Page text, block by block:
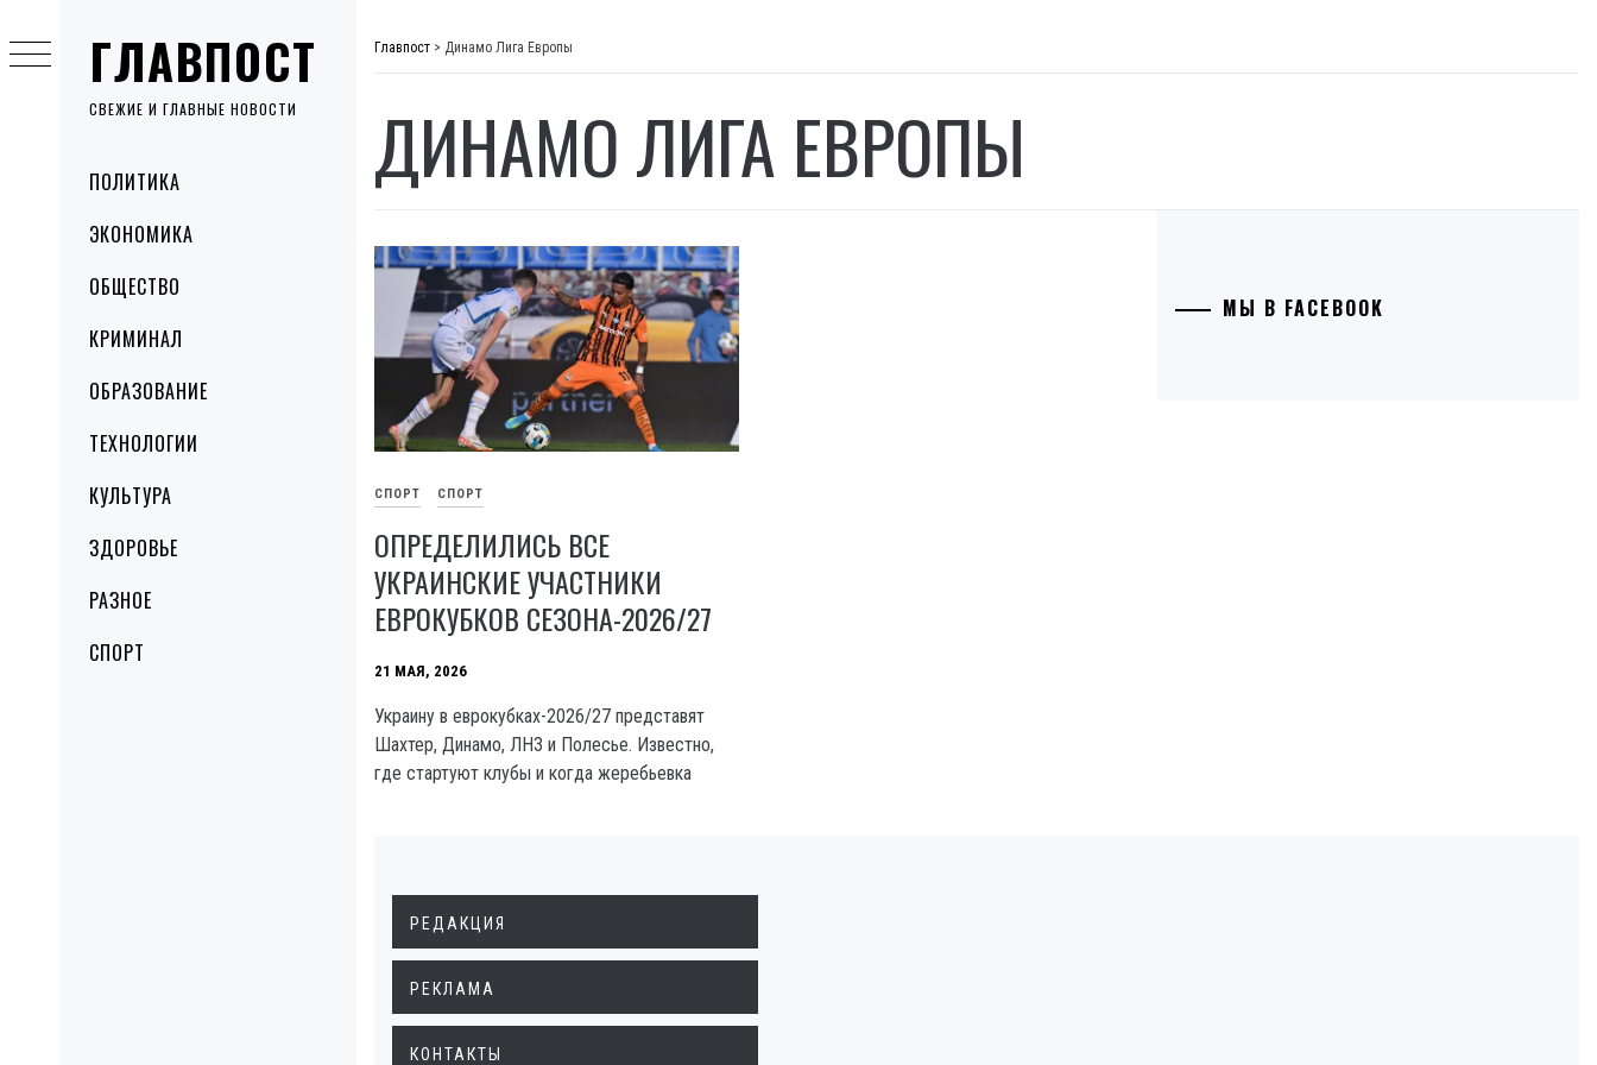
ГЛАВПОСТ
СВЕЖИЕ И ГЛАВНЫЕ НОВОСТИ
MenuПОЛИТИКА
ЭКОНОМИКА
ОБЩЕСТВО
КРИМИНАЛ
ОБРАЗОВАНИЕ
ТЕХНОЛОГИИ
КУЛЬТУРА
ЗДОРОВЬЕ
РАЗНОЕ
СПОРТ
to
content
Главпост > Динамо Лига Европы
ДИНАМО ЛИГА ЕВРОПЫ
СПОРТ СПОРТ
ОПРЕДЕЛИЛИСЬ ВСЕ
УКРАИНСКИЕ УЧАСТНИКИ
ЕВРОКУБКОВ СЕЗОНА-2026/27
21 МАЯ, 2026
Украину в еврокубках-2026/27 представят
Шахтер, Динамо, ЛНЗ и Полесье. Известно,
где стартуют клубы и когда жеребьевка
МЫ В FACEBOOK
РЕДАКЦИЯ
РЕКЛАМА
КОНТАКТЫ